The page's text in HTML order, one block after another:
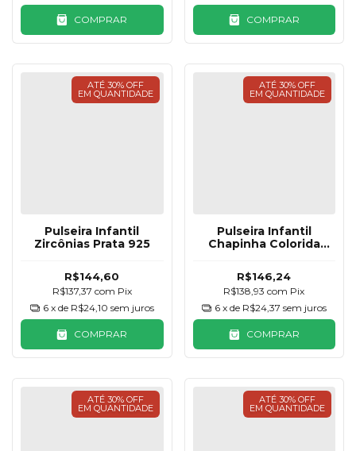
COMPRAR COMPRAR
ATÉ 30% OFF
EM QUANTIDADE
Pulseira Infantil
Zircônias Prata 925
R$144,60
R$137,37 com Pix
6 x de R$24,10 sem juros
COMPRAR
ATÉ 30% OFF
EM QUANTIDADE
Pulseira Infantil
Chapinha Colorida
R$146,24
R$138,93com Pix
6 x de R$24,37 sem juros
COMPRAR
ATÉ 30% OFF
EM QUANTIDADE
ATÉ 30% OFF
EM QUANTIDADE